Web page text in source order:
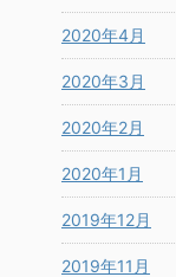
2020年4月
2020年3月
2020年2月
2020年1月
2019年12月
2019年11月